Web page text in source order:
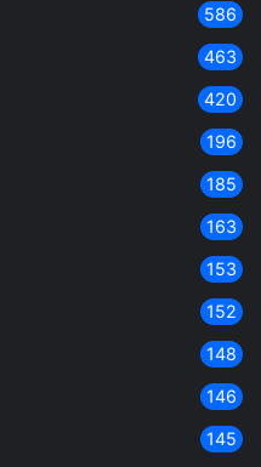
586
463
420
196
185
163
153
152
148
146
145